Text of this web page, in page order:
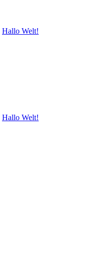
Hallo Welt!
Hallo Welt!